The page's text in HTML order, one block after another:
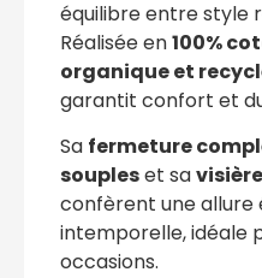
équilibre entre style
Réalisée en100%
organique et
garantit confort et
Sa fermeture
soupleset sa
confèrent une allure
intemporelle, idéale
occasions.